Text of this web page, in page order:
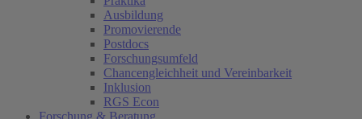
Ausbildung
Promovierende
Postdocs
Forschungsumfeld
Chancengleichheit und Vereinbarkeit
Inklusion
RGS Econ
Forschung & Beratung